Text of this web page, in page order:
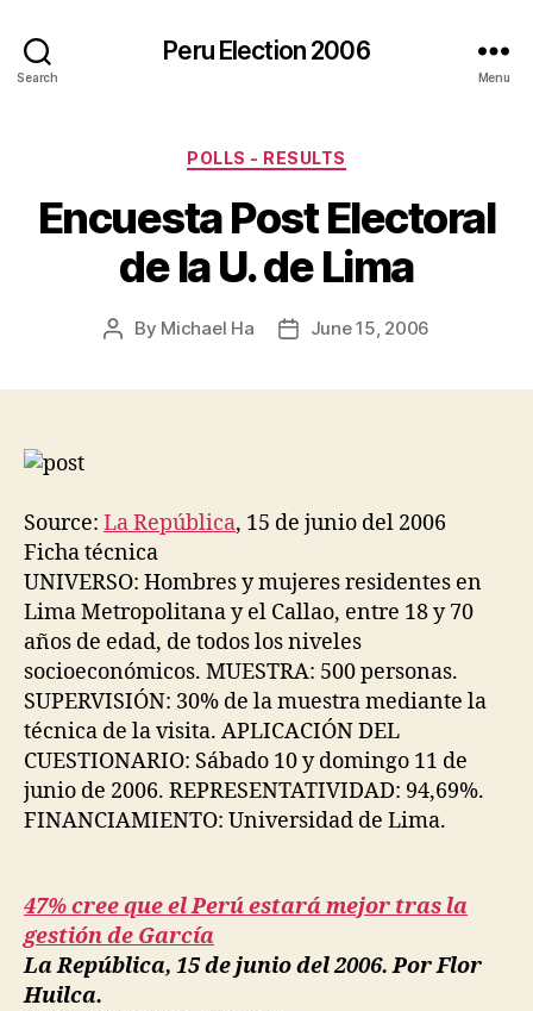
Search
Peru Election 2006
Menu
Categories
POLLS - RESULTS
Encuesta Post Electoral
de la U. de Lima
Post
By Michael Ha
PostJune 15, 2006
Source: La República, 15 de junio del 2006
Ficha técnica
UNIVERSO: Hombres y mujeres residentes en
Lima Metropolitana y el Callao, entre 18 y 70
años de edad, de todos los niveles
socioeconómicos. MUESTRA: 500 personas.
SUPERVISIÓN: 30% de la muestra mediante la
técnica de la visita. APLICACIÓN DEL
CUESTIONARIO: Sábado 10 y domingo 11 de
junio de 2006. REPRESENTATIVIDAD: 94,69%.
FINANCIAMIENTO: Universidad de Lima.
47% cree que el Perú estará mejor tras la
gestión de García
La República, 15 de junio del 2006. Por Flor
Huilca.